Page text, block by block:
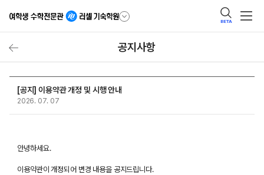
BETA
공지사항
[공지] 이용약관 개정 및 시행 안내
2026. 07. 07
안녕하세요.
이용약관이 개정되어 변경 내용을 공지드립니다.